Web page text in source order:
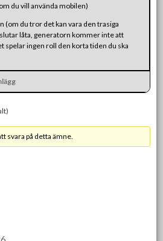
du vill använda mobilen)
(om du tror det kan vara den trasiga
låta, generatorn kommer inte att
spelar ingen roll den korta tiden du ska
svara på detta ämne.